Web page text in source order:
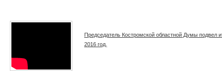
Председатель Костромской областной Думы подвел
2016 год.